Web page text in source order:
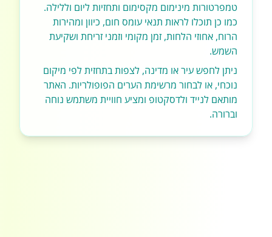
טמפרטורות מינימום מקסימום ותחזיות ליום וללילה.
כמו כן תוכלו לראות תנאי עומס חום, כיוון ומהירות
הרוח, אחוזי הלחות, זמן מקומי וזמני זריחת ושקיעת
השמש.
ניתן לחפש עיר או מדינה, לצפות בתחזית לפי מיקום
נוכחי, או לבחור מרשימת הערים הפופולריות. האתר
מותאם לנייד ולדסקטופ ומציע חוויית משתמש נוחה
וברורה.